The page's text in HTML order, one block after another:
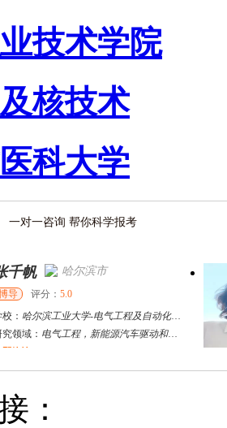
技术学院
核技术
科大学
一对一咨询 帮你科学报考
千帆 哈尔滨市
导 评分： 5.0
： 哈尔滨工业大学-电气工程及自动化学院
领域： 电气工程，新能源汽车驱动和充电
斌锋 苏州市
其他
校：南京大学
：